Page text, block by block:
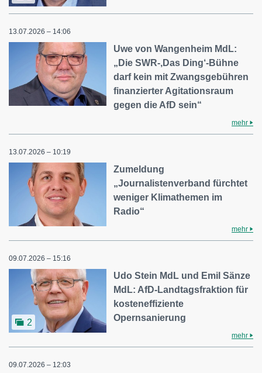
13.07.2026 – 14:06
Uwe von Wangenheim MdL:
„Die SWR-‚Das Ding‘-Bühne
darf kein mit Zwangsgebühren
finanzierter Agitationsraum
gegen die AfD sein“
mehr
13.07.2026 – 10:19
Zumeldung
„Journalistenverband fürchtet
weniger Klimathemen im
Radio“
mehr
09.07.2026 – 15:16
2
Udo Stein MdL und Emil Sänze
MdL: AfD-Landtagsfraktion für
kosteneffiziente
Opernsanierung
mehr
09.07.2026 – 12:03